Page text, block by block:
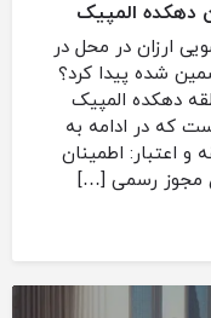
دهکده المپیک
ارزان در محل در
شده پیدا کرد؟
دهکده المپیک
که در ادامه به
سابقه و اعتبار: اطمینان
مجوز رسمی […]